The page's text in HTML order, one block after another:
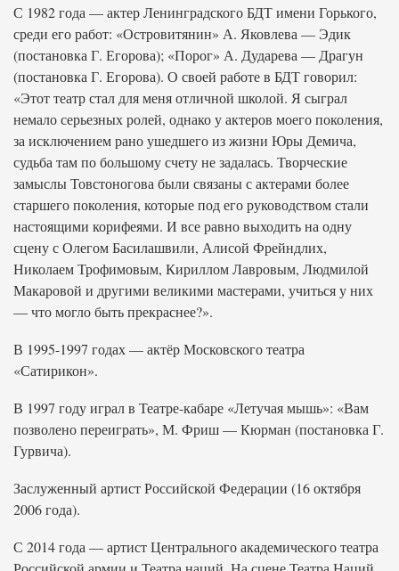
С 1982 года — актер Ленинградского БДТ имени Горького,
среди его работ: «Островитянин» А. Яковлева — Эдик
(постановка Г. Егорова); «Порог» А. Дударева — Драгун
(постановка Г. Егорова). О своей работе в БДТ говорил:
«Этот театр стал для меня отличной школой. Я сыграл
немало серьезных ролей, однако у актеров моего поколения,
за исключением рано ушедшего из жизни Юры Демича,
судьба там по большому счету не задалась. Творческие
замыслы Товстоногова были связаны с актерами более
старшего поколения, которые под его руководством стали
настоящими корифеями. И все равно выходить на одну
сцену с Олегом Басилашвили, Алисой Фрейндлих,
Николаем Трофимовым, Кириллом Лавровым, Людмилой
Макаровой и другими великими мастерами, учиться у них
— что могло быть прекраснее?».
В 1995-1997 годах — актёр Московского театра
«Сатирикон».
В 1997 году играл в Театре-кабаре «Летучая мышь»: «Вам
позволено переиграть», М. Фриш — Кюрман (постановка Г.
Гурвича).
Заслуженный артист Российской Федерации (16 октября
2006 года).
С 2014 года — артист Центрального академического театра